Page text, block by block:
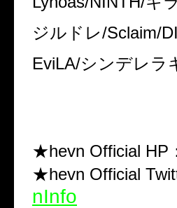
ジルドレ/Sclaim/
EviLA/シンデレラ
★hevn Official HP
★hevn Official
nInfo